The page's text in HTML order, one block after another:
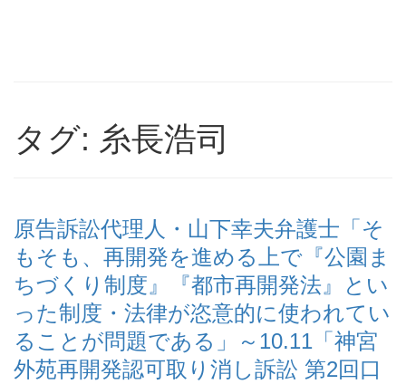
タグ: 糸長浩司
原告訴訟代理人・山下幸夫弁護士「そ
もそも、再開発を進める上で『公園ま
ちづくり制度』『都市再開発法』とい
った制度・法律が恣意的に使われてい
ることが問題である」～10.11「神宮
外苑再開発認可取り消し訴訟 第2回口